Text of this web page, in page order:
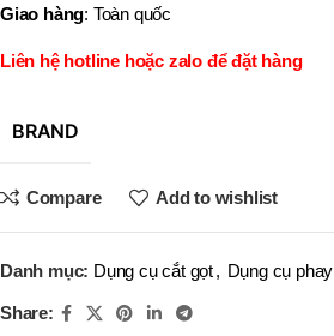
Giao hàng: Toàn quốc
Liên hệ hotline hoặc zalo để đặt hàng
BRAND
Compare Add to wishlist
Danh mục: Dụng cụ cắt gọt, Dụng cụ phay
Share: